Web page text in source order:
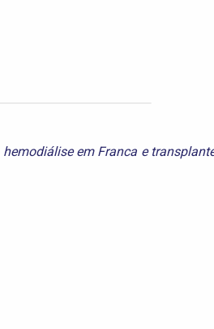
hemodiálise em Franca e